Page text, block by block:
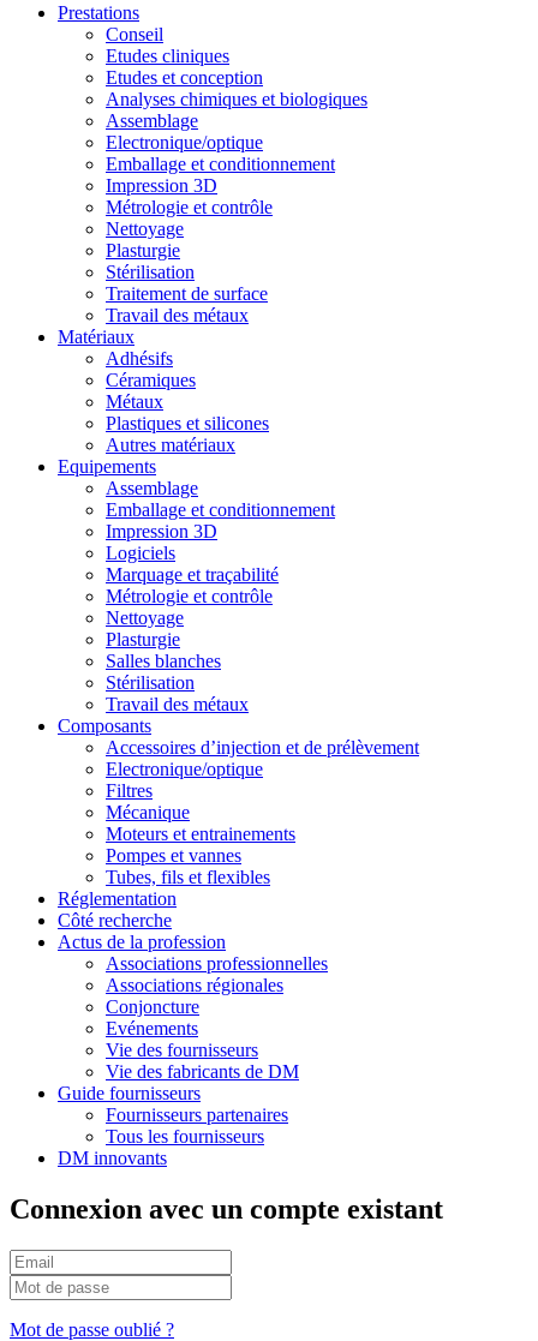
Prestations
Conseil
Etudes cliniques
Etudes et conception
Analyses chimiques et biologiques
Assemblage
Electronique/optique
Emballage et conditionnement
Impression 3D
Métrologie et contrôle
Nettoyage
Plasturgie
Stérilisation
Traitement de surface
Travail des métaux
Matériaux
Adhésifs
Céramiques
Métaux
Plastiques et silicones
Autres matériaux
Equipements
Assemblage
Emballage et conditionnement
Impression 3D
Logiciels
Marquage et traçabilité
Métrologie et contrôle
Nettoyage
Plasturgie
Salles blanches
Stérilisation
Travail des métaux
Composants
Accessoires d’injection et de prélèvement
Electronique/optique
Filtres
Mécanique
Moteurs et entrainements
Pompes et vannes
Tubes, fils et flexibles
Réglementation
Côté recherche
Actus de la profession
Associations professionnelles
Associations régionales
Conjoncture
Evénements
Vie des fournisseurs
Vie des fabricants de DM
Guide fournisseurs
Fournisseurs partenaires
Tous les fournisseurs
DM innovants
Connexion avec un compte existant
Mot de passe oublié ?